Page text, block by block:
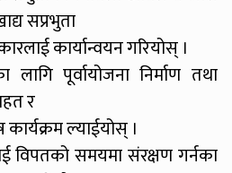
सप्रभुता
कार्यान्वयन गरियोस् ।
लागि पूर्वायोजना निर्माण तथा
र
ल्याईयोस् ।
विपतको समयमा संरक्षण गर्नका